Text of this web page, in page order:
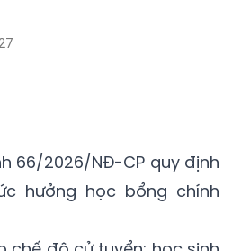
66/2026/NĐ-CP quy định